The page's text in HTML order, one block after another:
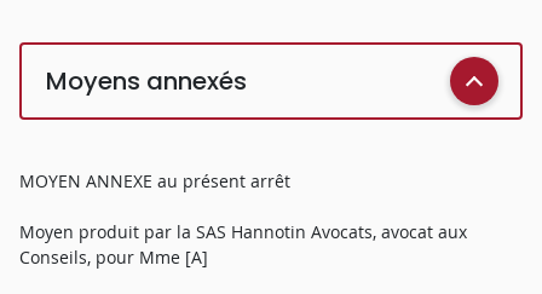
Moyens annexés
MOYEN ANNEXE au présent arrêt
Moyen produit par la SAS Hannotin Avocats, avocat aux
Conseils, pour Mme [A]